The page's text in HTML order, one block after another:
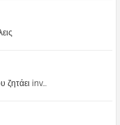
inv...